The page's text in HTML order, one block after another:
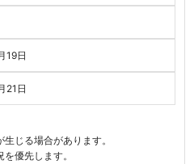
19日
21日
じる場合があります。
優先します。